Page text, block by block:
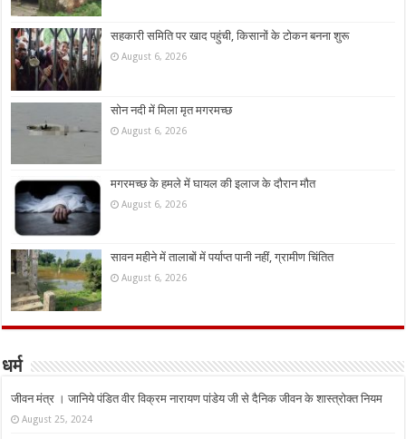
सहकारी समिति पर खाद पहुंची, किसानों के टोकन बनना शुरू
August 6, 2026
सोन नदी में मिला मृत मगरमच्छ
August 6, 2026
मगरमच्छ के हमले में घायल की इलाज के दौरान मौत
August 6, 2026
सावन महीने में तालाबों में पर्याप्त पानी नहीं, ग्रामीण चिंतित
August 6, 2026
धर्म
जीवन मंत्र । जानिये पंडित वीर विक्रम नारायण पांडेय जी से दैनिक जीवन के शास्त्रोक्त नियम
August 25, 2024